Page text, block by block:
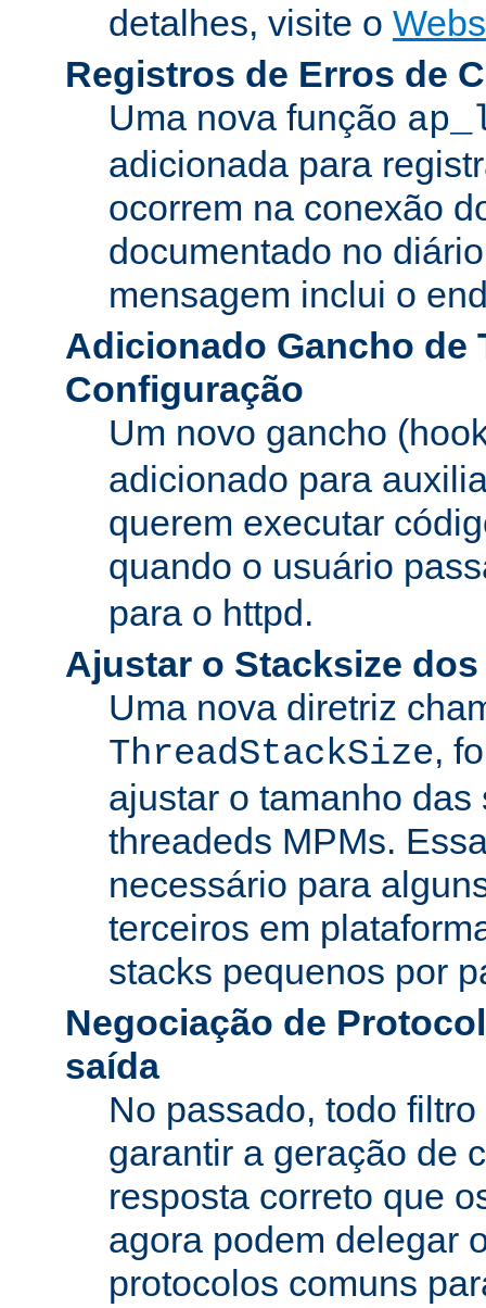
detalhes, visite o
Registros de Erros de
Uma nova função
adicionada para
ocorrem na conexão
documentado no
mensagem inclui o
Adicionado Gancho de
Configuração
Um novo gancho
adicionado para
querem executar
quando o usuário
para o httpd.
Ajustar o Stacksize
Uma nova diretriz
ThreadStackSize,
ajustar o tamanho
threadeds MPMs.
necessário para
terceiros em
stacks pequenos por
Negociação de
saída
No passado, todo
garantir a geração de
resposta correto que
agora podem delegar
protocolos comuns